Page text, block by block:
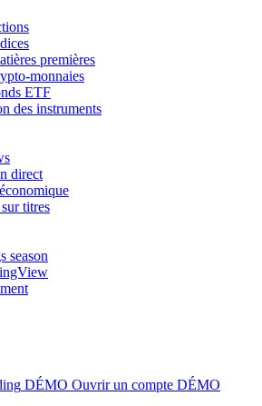
premières
monnaies
ETF
des instruments
direct
titres
season
DÉMO Ouvrir un compte DÉMO